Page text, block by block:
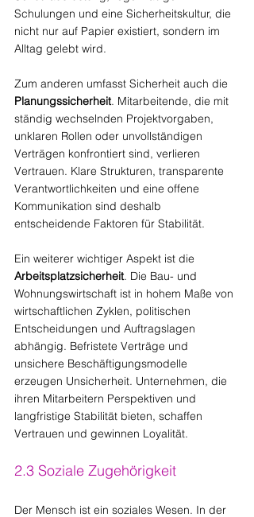
Schulungen und eine Sicherheitskultur, die
nicht nur auf Papier existiert, sondern im
Alltag gelebt wird.
Zum anderen umfasst Sicherheit auch die
Planungssicherheit. Mitarbeitende, die mit
ständig wechselnden Projektvorgaben,
unklaren Rollen oder unvollständigen
Verträgen konfrontiert sind, verlieren
Vertrauen. Klare Strukturen, transparente
Verantwortlichkeiten und eine offene
Kommunikation sind deshalb
entscheidende Faktoren für Stabilität.
Ein weiterer wichtiger Aspekt ist die
Arbeitsplatzsicherheit. Die Bau- und
Wohnungswirtschaft ist in hohem Maße von
wirtschaftlichen Zyklen, politischen
Entscheidungen und Auftragslagen
abhängig. Befristete Verträge und
unsichere Beschäftigungsmodelle
erzeugen Unsicherheit. Unternehmen, die
ihren Mitarbeitern Perspektiven und
langfristige Stabilität bieten, schaffen
Vertrauen und gewinnen Loyalität.
2.3 Soziale Zugehörigkeit
Der Mensch ist ein soziales Wesen. In der